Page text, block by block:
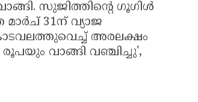
സുജിത്തിൻ്റെ ഗൂഗിൾ
31ന് വ്യാജ
അരലക്ഷം
വാങ്ങി വഞ്ചിച്ചു',